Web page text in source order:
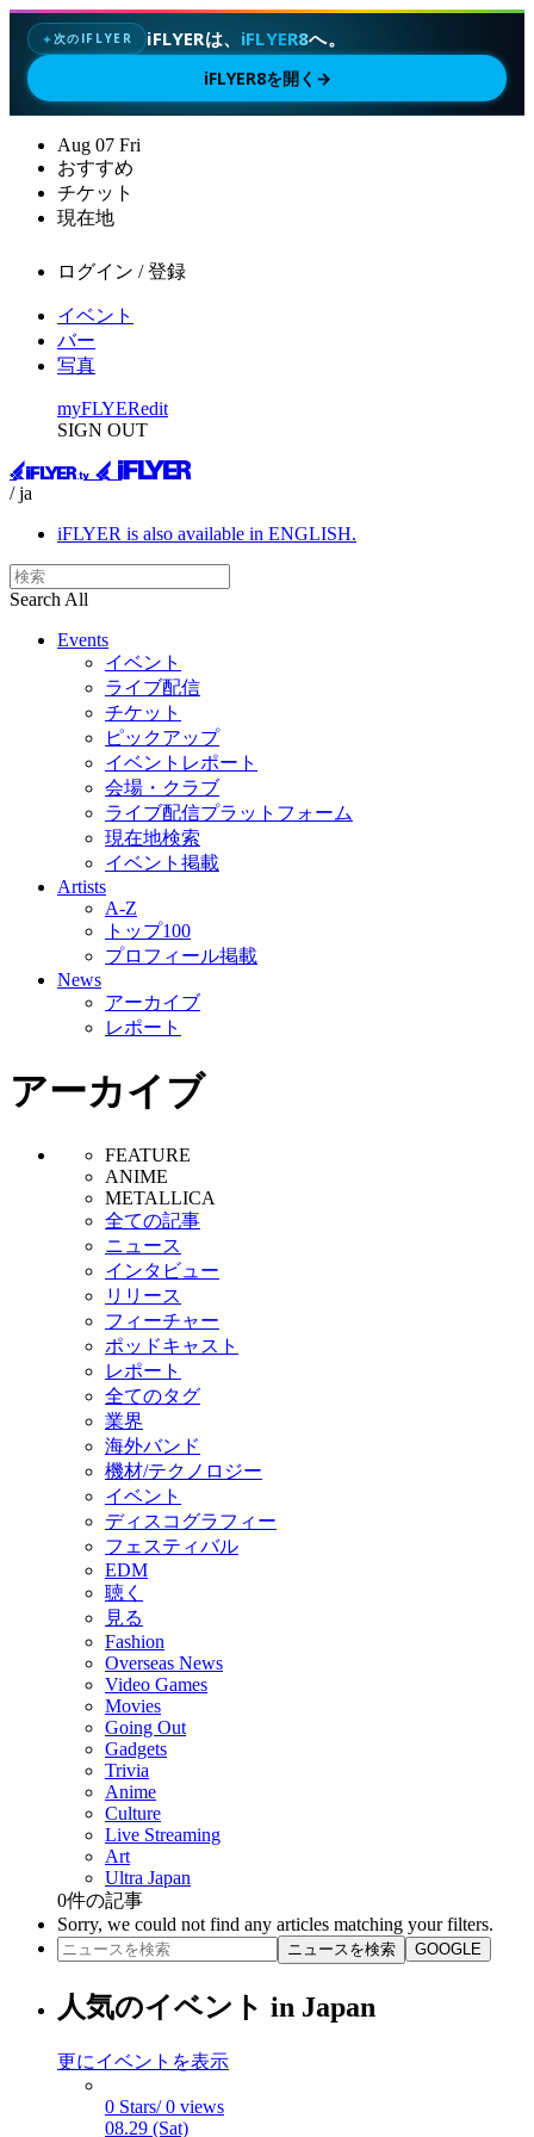
✦次のIFLYER iFLYERは、 iFLYER8へ。
iFLYER8を開く →
Aug 07 Fri
おすすめ
チケット
現在地
ログイン / 登録
イベント
バー
写真
myFLYERedit
SIGN OUT
/ ja
iFLYER is also available in ENGLISH.
Search All
Events
イベント
ライブ配信
チケット
ピックアップ
イベントレポート
会場・クラブ
ライブ配信プラットフォーム
現在地検索
イベント掲載
Artists
A-Z
トップ100
プロフィール掲載
News
アーカイブ
レポート
アーカイブ
FEATURE
ANIME
METALLICA
全ての記事
ニュース
インタビュー
リリース
フィーチャー
ポッドキャスト
レポート
全てのタグ
業界
海外バンド
機材/テクノロジー
イベント
ディスコグラフィー
フェスティバル
EDM
聴く
見る
Fashion
Overseas News
Video Games
Movies
Going Out
Gadgets
Trivia
Anime
Culture
Live Streaming
Art
Ultra Japan
0件の記事
Sorry, we could not find any articles matching your filters.
ニュースを検索 GOOGLE
人気のイベント in Japan
更にイベントを表示
0 Stars/ 0 views
08.29 (Sat)